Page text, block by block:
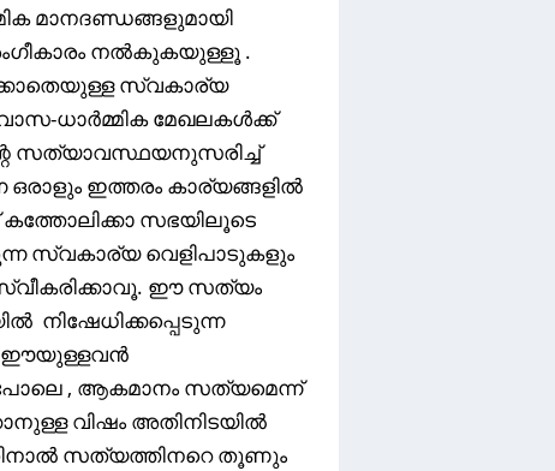
മാനദണ്ഡങ്ങളുമായി
നൽകുകയുള്ളൂ .
സ്വകാര്യ
ധാർമ്മിക മേഖലകൾക്ക്
സത്യാവസ്ഥയനുസരിച്ച്
ഒരാളും ഇത്തരം കാര്യങ്ങളിൽ
കത്തോലിക്കാ സഭയിലൂടെ
സ്വകാര്യ വെളിപാടുകളും
ഈ സത്യം
നിഷേധിക്കപ്പെടുന്ന
ഈയുള്ളവൻ
, ആകമാനം സത്യമെന്ന്
വിഷം അതിനിടയിൽ
സത്യത്തിനറെ തൂണും